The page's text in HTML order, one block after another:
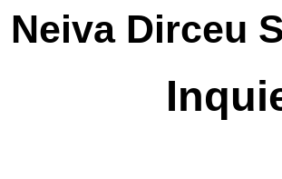
Neiva Dirceu